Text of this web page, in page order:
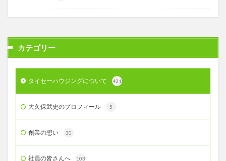
カテゴリー
タイセーハウジングについて 421
大久保武史のプロフィール 5
創業の想い 30
社員の皆さんへ 103